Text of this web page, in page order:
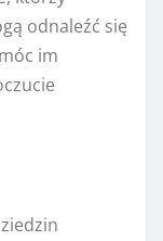
odnaleźć się
im